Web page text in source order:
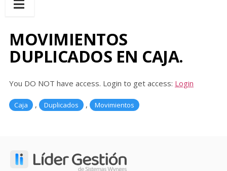
MOVIMIENTOS
DUPLICADOS EN CAJA.
You DO NOT have access. Login to get access: Login
Caja , Duplicados , Movimientos